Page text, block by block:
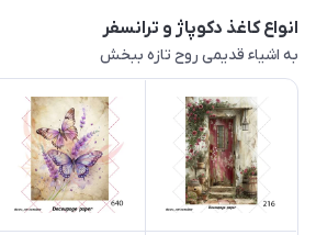
انواع کاغذ دکوپاژ و ترانسفر
به اشیاء قدیمی روح تازه ببخش